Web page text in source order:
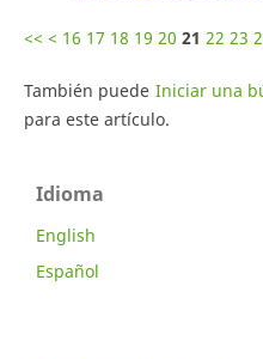
<< < 16 17 18 19 20 21 22 23
También puede Iniciar una
para este artículo.
Idioma
English
Español